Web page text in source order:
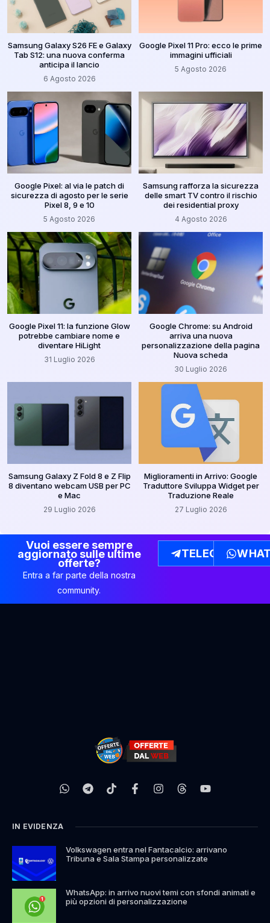
Samsung Galaxy S26 FE e Galaxy
Tab S12: una nuova conferma
anticipa il lancio
6 Agosto 2026
Google Pixel 11 Pro: ecco le prime
immagini ufficiali
5 Agosto 2026
Google Pixel: al via le patch di
sicurezza di agosto per le serie
Pixel 8, 9 e 10
5 Agosto 2026
Samsung rafforza la sicurezza
delle smart TV contro il rischio
dei residential proxy
4 Agosto 2026
Google Pixel 11: la funzione Glow
potrebbe cambiare nome e
diventare HiLight
31 Luglio 2026
Google Chrome: su Android
arriva una nuova
personalizzazione della pagina
Nuova scheda
30 Luglio 2026
Samsung Galaxy Z Fold 8 e Z Flip
8 diventano webcam USB per PC
e Mac
29 Luglio 2026
Miglioramenti in Arrivo: Google
Traduttore Sviluppa Widget per
Traduzione Reale
27 Luglio 2026
Vuoi essere sempre
aggiornato sulle ultime
offerte?
Entra a far parte della nostra
community.
TELEGRAM
IN EVIDENZA
Volkswagen entra nel Fantacalcio: arrivano
Tribuna e Sala Stampa personalizzate
WhatsApp: in arrivo nuovi temi con sfondi animati e
più opzioni di personalizzazione